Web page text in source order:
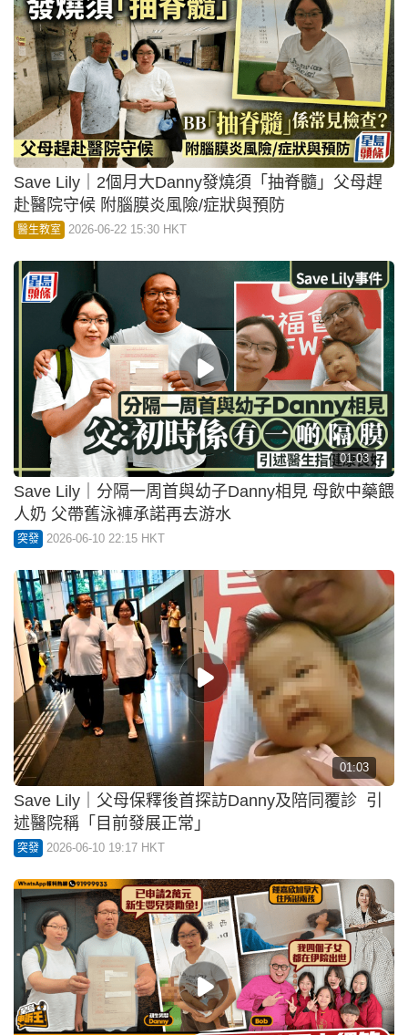
Save Lily｜2個月大Danny發燒須「抽脊髓」父母趕
赴醫院守候 附腦膜炎風險/症狀與預防
醫生教室 2026-06-22 15:30 HKT
01:03
Save Lily｜分隔一周首與幼子Danny相見 母飲中藥餵
人奶 父帶舊泳褲承諾再去游水
突發 2026-06-10 22:15 HKT
01:03
Save Lily｜父母保釋後首探訪Danny及陪同覆診 引
述醫院稱「目前發展正常」
突發 2026-06-10 19:17 HKT